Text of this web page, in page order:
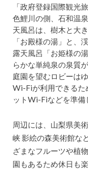
「政府登録国際観
色鯉川の側、石和温
天風呂は、樹木と大
「お殿様の湯」と、
露天風呂「お姫様の
らかな単純泉の泉質
庭園を望むロビーは
Wi-Fiが利用できるた
ットWi-Fiなどを準備
周辺には、山梨県美
峡 影絵の森美術館な
ざまなフルーツや植
園もあるため休日も楽